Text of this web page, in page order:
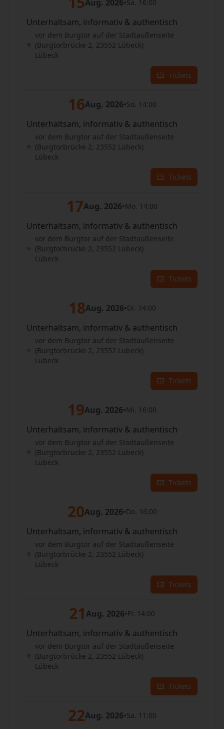
Aug. 2026•Sa. 16:00
Unterhaltsam, informativ & authentisch
vor dem Burgtor auf der Stadtaußenseite
(Burgtorbrücke 2, 23552 Lübeck)
Lübeck
Tickets
16Aug. 2026•So. 14:00
Unterhaltsam, informativ & authentisch
vor dem Burgtor auf der Stadtaußenseite
(Burgtorbrücke 2, 23552 Lübeck)
Lübeck
Tickets
17Aug. 2026•Mo. 14:00
Unterhaltsam, informativ & authentisch
vor dem Burgtor auf der Stadtaußenseite
(Burgtorbrücke 2, 23552 Lübeck)
Lübeck
Tickets
18Aug. 2026•Di. 14:00
Unterhaltsam, informativ & authentisch
vor dem Burgtor auf der Stadtaußenseite
(Burgtorbrücke 2, 23552 Lübeck)
Lübeck
Tickets
19Aug. 2026•Mi. 16:00
Unterhaltsam, informativ & authentisch
vor dem Burgtor auf der Stadtaußenseite
(Burgtorbrücke 2, 23552 Lübeck)
Lübeck
Tickets
20Aug. 2026•Do. 16:00
Unterhaltsam, informativ & authentisch
vor dem Burgtor auf der Stadtaußenseite
(Burgtorbrücke 2, 23552 Lübeck)
Lübeck
Tickets
21 Aug. 2026•Fr. 14:00
Unterhaltsam, informativ & authentisch
vor dem Burgtor auf der Stadtaußenseite
(Burgtorbrücke 2, 23552 Lübeck)
Lübeck
Tickets
22Aug. 2026•Sa. 11:00